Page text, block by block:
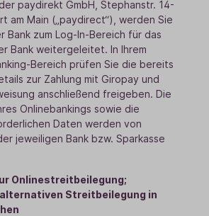
paydirekt GmbH, Stephanstr. 14-
am Main („paydirect“), werden Sie
Bank zum Log-In-Bereich für das
Bank weitergeleitet. In Ihrem
Bereich prüfen Sie die bereits
zur Zahlung mit Giropay und
anschließend freigeben. Die
Onlinebankings sowie die
Daten werden von
jeweiligen Bank bzw. Sparkasse
Onlinestreitbeilegung;
Streitbeilegung in